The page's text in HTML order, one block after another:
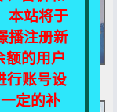
本站将于
播注册新
额的用户
行账号设
定的补